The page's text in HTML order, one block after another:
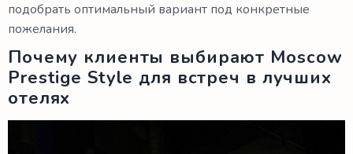
подобрать оптимальный вариант под конкретные
пожелания.
Почему клиенты выбирают Moscow
Prestige Style для встреч в лучших
отелях